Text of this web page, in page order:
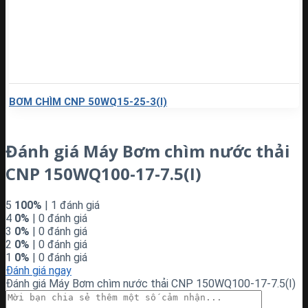
BƠM CHÌM CNP 50WQ15-25-3(I)
Đánh giá Máy Bơm chìm nước thải
CNP 150WQ100-17-7.5(I)
5 100% | 1 đánh giá
4 0% | 0 đánh giá
3 0% | 0 đánh giá
2 0% | 0 đánh giá
1 0% | 0 đánh giá
Đánh giá ngay
Đánh giá Máy Bơm chìm nước thải CNP 150WQ100-17-7.5(I)